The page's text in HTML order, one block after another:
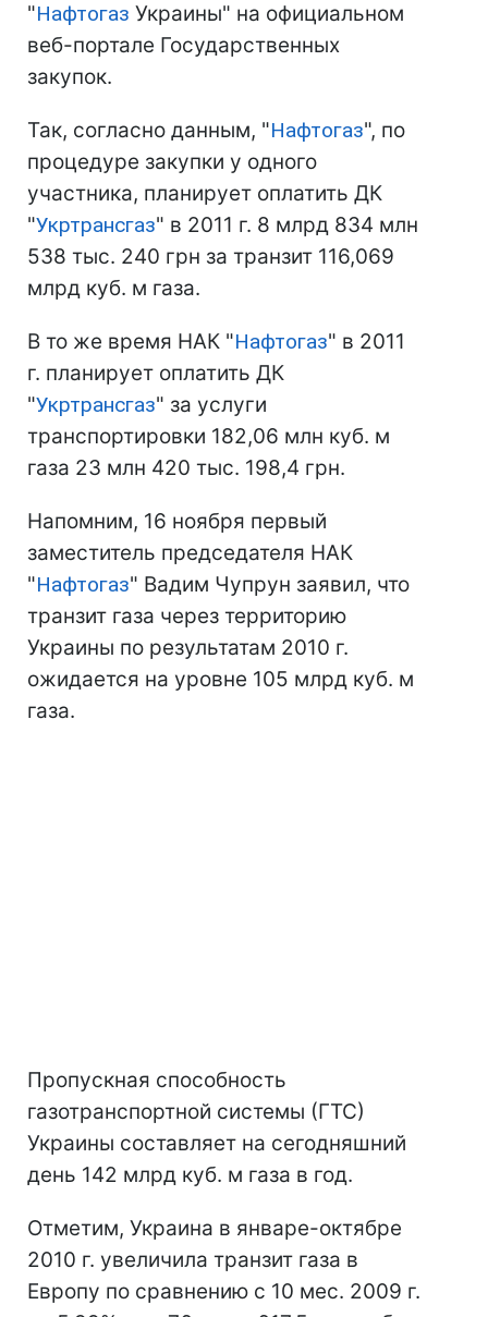
"Нафтогаз Украины" на официальном
веб-портале Государственных
закупок.
Так, согласно данным, "Нафтогаз", по
процедуре закупки у одного
участника, планирует оплатить ДК
"Укртрансгаз" в 2011 г. 8 млрд 834 млн
538 тыс. 240 грн за транзит 116,069
млрд куб. м газа.
В то же время НАК "Нафтогаз" в 2011
г. планирует оплатить ДК
"Укртрансгаз" за услуги
транспортировки 182,06 млн куб. м
газа 23 млн 420 тыс. 198,4 грн.
Напомним, 16 ноября первый
заместитель председателя НАК
"Нафтогаз" Вадим Чупрун заявил, что
транзит газа через территорию
Украины по результатам 2010 г.
ожидается на уровне 105 млрд куб. м
газа.
Пропускная способность
газотранспортной системы (ГТС)
Украины составляет на сегодняшний
день 142 млрд куб. м газа в год.
Отметим, Украина в январе-октябре
2010 г. увеличила транзит газа в
Европу по сравнению с 10 мес. 2009 г.